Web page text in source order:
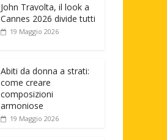
John Travolta, il look a
Cannes 2026 divide tutti
19 Maggio 2026
Abiti da donna a strati:
come creare
composizioni
armoniose
19 Maggio 2026